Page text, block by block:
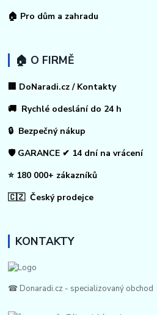
🏠 Pro dům a zahradu
🏠 O FIRMĚ
🏢 DoNaradi.cz / Kontakty
🚚 Rychlé odeslání do 24 h
🔒 Bezpečný nákup
🛡️ GARANCE ✔ 14 dní na vrácení
⭐ 180 000+ zákazníků
🇨🇿 Český prodejce
KONTAKTY
☎ Donaradi.cz - specializovaný obchod